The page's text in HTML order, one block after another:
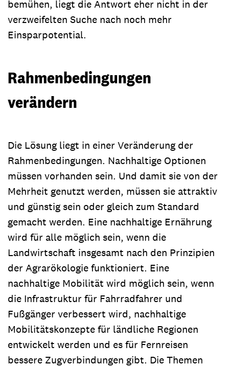
bemühen, liegt die Antwort eher nicht in der
verzweifelten Suche nach noch mehr
Einsparpotential.
Rahmenbedingungen
verändern
Die Lösung liegt in einer Veränderung der
Rahmenbedingungen. Nachhaltige Optionen
müssen vorhanden sein. Und damit sie von der
Mehrheit genutzt werden, müssen sie attraktiv
und günstig sein oder gleich zum Standard
gemacht werden. Eine nachhaltige Ernährung
wird für alle möglich sein, wenn die
Landwirtschaft insgesamt nach den Prinzipien
der Agrarökologie funktioniert. Eine
nachhaltige Mobilität wird möglich sein, wenn
die Infrastruktur für Fahrradfahrer und
Fußgänger verbessert wird, nachhaltige
Mobilitätskonzepte für ländliche Regionen
entwickelt werden und es für Fernreisen
bessere Zugverbindungen gibt. Die Themen